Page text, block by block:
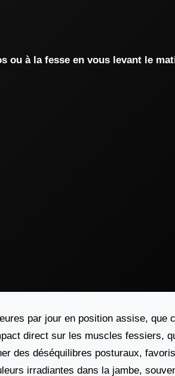
ou à la fesse en vous levant le
par jour en position assise, que
direct sur les muscles fessiers,
des déséquilibres posturaux,
irradiantes dans la jambe,